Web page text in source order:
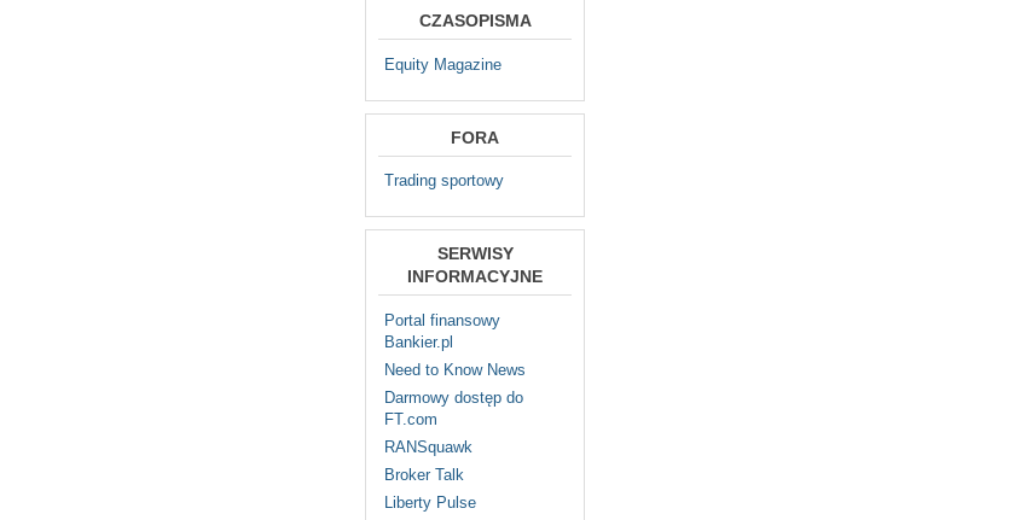
CZASOPISMA
Equity Magazine
FORA
Trading sportowy
SERWISY
INFORMACYJNE
Portal finansowy
Bankier.pl
Need to Know News
Darmowy dostęp do
FT.com
RANSquawk
Broker Talk
Liberty Pulse